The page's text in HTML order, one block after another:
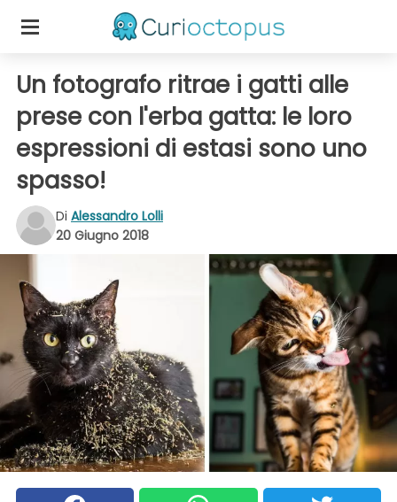
Un fotografo ritrae i gatti alle
prese con l'erba gatta: le loro
espressioni di estasi sono uno
spasso!
Di Alessandro Lolli
20 Giugno 2018